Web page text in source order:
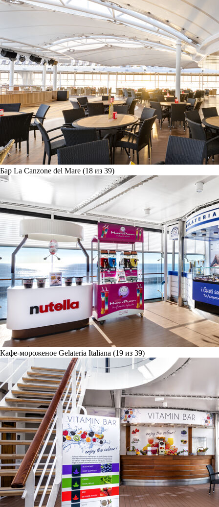
Бар La Canzone del Mare (18 из 39)
Кафе-мороженое Gelateria Italiana (19 из 39)